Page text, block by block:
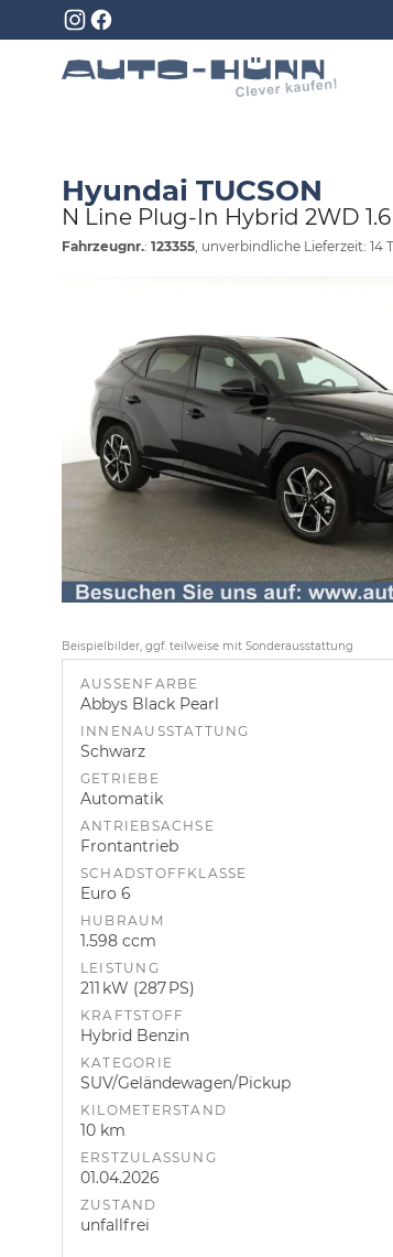
Hyundai TUCSON
N Line Plug-In Hybrid 2WD
Fahrzeugnr.: 123355 , unverbindliche Lieferzeit: 14
Beispielbilder, ggf. teilweise mit Sonderausstattung
AUSSENFARBE
Abbys Black Pearl
INNENAUSSTATTUNG
Schwarz
GETRIEBE
Automatik
ANTRIEBSACHSE
Frontantrieb
SCHADSTOFFKLASSE
Euro 6
HUBRAUM
1.598 ccm
LEISTUNG
211 kW (287 PS)
KRAFTSTOFF
Hybrid Benzin
KATEGORIE
SUV/Geländewagen/Pickup
KILOMETERSTAND
10 km
ERSTZULASSUNG
01.04.2026
ZUSTAND
unfallfrei